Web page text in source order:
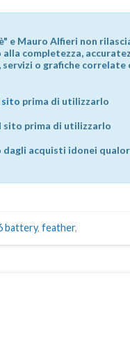
Mauro Alfieri non
completezza,
o grafiche correlate
sito prima di utilizzarlo
sito prima di utilizzarlo
acquisti idonei
battery, feather,